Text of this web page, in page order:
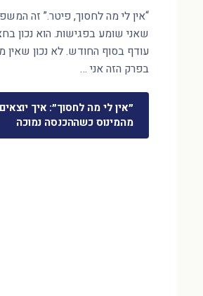
“אין לי מה לחסוך, פיטר.” זה
שאני שומע בפגישות. הוא נכון
עודף בסוף החודש. לא נכון שאין
בפרק הזה אני …
״אין לי מה לחסוך״: איך יוצאים
מהמינוס כשההכנסה נמוכה